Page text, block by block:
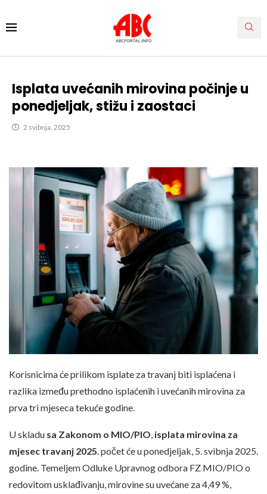
Isplata uvećanih mirovina počinje u
ponedjeljak, stižu i zaostaci
2 svibnja, 2025
Korisnicima će prilikom isplate za travanj biti isplaćena i
razlika između prethodno isplaćenih i uvećanih mirovina za
prva tri mjeseca tekuće godine.
U skladu sa Zakonom o MIO/PIO isplata mirovina za
mjesec travanj 2025 . počet će u ponedjeljak, 5. svibnja 2025.
godine. Temeljem Odluke Upravnog odbora FZ MIO/PIO o
redovitom usklađivanju, mirovine su uvećane za 4,49 %,